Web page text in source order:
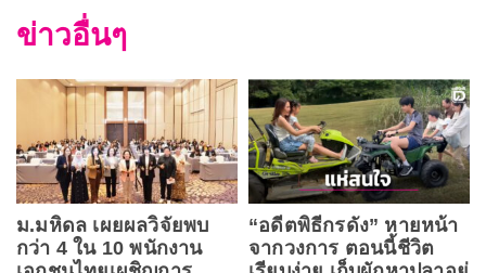
ข่าวอื่นๆ
ม.มหิดล เผยผลวิจัยพบ
กว่า 4 ใน 10 พนักงาน
“อดีตพิธีกรดัง” หายหน้า
จากวงการ ตอนนี้ชีวิต